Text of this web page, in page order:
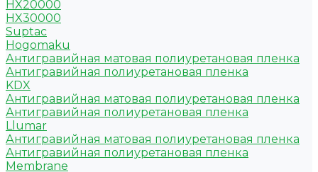
HX20000
HX30000
Suptac
Hogomaku
Антигравийная матовая полиуретановая пленка
Антигравийная полиуретановая пленка
KDX
Антигравийная матовая полиуретановая пленка
Антигравийная полиуретановая пленка
Llumar
Антигравийная матовая полиуретановая пленка
Антигравийная полиуретановая пленка
Membrane